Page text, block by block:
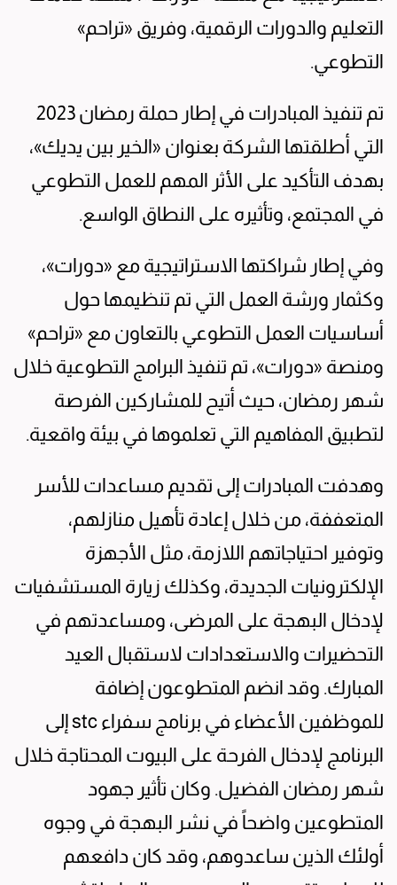
التعليم والدورات الرقمية، وفريق «تراحم»
التطوعي.
تم تنفيذ المبادرات في إطار حملة رمضان 2023
التي أطلقتها الشركة بعنوان «الخير بين يديك»،
بهدف التأكيد على الأثر المهم للعمل التطوعي
في المجتمع، وتأثيره على النطاق الواسع.
وفي إطار شراكتها الاستراتيجية مع «دورات»،
وكثمار ورشة العمل التي تم تنظيمها حول
أساسيات العمل التطوعي بالتعاون مع «تراحم»
ومنصة «دورات»، تم تنفيذ البرامج التطوعية خلال
شهر رمضان، حيث أتيح للمشاركين الفرصة
لتطبيق المفاهيم التي تعلموها في بيئة واقعية.
وهدفت المبادرات إلى تقديم مساعدات للأسر
المتعففة، من خلال إعادة تأهيل منازلهم،
وتوفير احتياجاتهم اللازمة، مثل الأجهزة
الإلكترونيات الجديدة، وكذلك زيارة المستشفيات
لإدخال البهجة على المرضى، ومساعدتهم في
التحضيرات والاستعدادات لاستقبال العيد
المبارك. وقد انضم المتطوعون إضافة
للموظفين الأعضاء في برنامج سفراء stc إلى
البرنامج لإدخال الفرحة على البيوت المحتاجة خلال
شهر رمضان الفضيل. وكان تأثير جهود
المتطوعين واضحاً في نشر البهجة في وجوه
أولئك الذين ساعدوهم، وقد كان دافعهم